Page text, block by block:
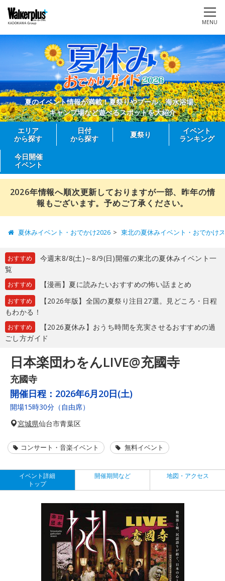
MENU
夏のイベント情報が満載！夏祭りやプール、海水浴場、
キャンプ場など遊べるスポットを大紹介
エリア
から探す
日付
から探す
夏祭り
イベント
ランキング
今日開催
イベント
2026年情報へ順次更新しておりますが一部、昨年の情
報もございます。予めご了承ください。
夏休みイベント・おでかけ2026 東北の夏休みイベント・おでかけ
おすすめ
今週末8/8(土)～8/9(日)開催の東北の夏休みイベント一
覧
おすすめ 【漫画】夏に読みたいおすすめの怖い話まとめ
おすすめ
【2026年版】全国の夏祭り注目27選。見どころ・日程
もわかる！
おすすめ
【2026夏休み】おうち時間を充実させるおすすめの過
ごし方ガイド
日本楽団わをんLIVE@充國寺
充國寺
開催日程： 2026年6月20日(土)
開場15時30分（自由席）
宮城県仙台市青葉区
コンサート・音楽イベント 無料イベント
イベント詳細
トップ
開催期間など 地図・アクセス